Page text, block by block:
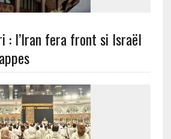
: l’Iran fera front si Israël